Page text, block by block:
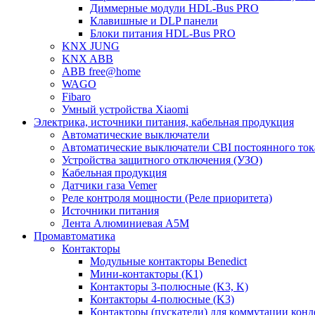
Диммерные модули HDL-Bus PRO
Клавишные и DLP панели
Блоки питания HDL-Bus PRO
KNX JUNG
KNX ABB
ABB free@home
WAGO
Fibaro
Умный устройства Xiaomi
Электрика, источники питания, кабельная продукция
Автоматические выключатели
Автоматические выключатели CBI постоянного
Устройства защитного отключения (УЗО)
Кабельная продукция
Датчики газа Vemer
Реле контроля мощности (Реле приоритета)
Источники питания
Лента Алюминиевая А5М
Промавтоматика
Контакторы
Модульные контакторы Benedict
Мини-контакторы (K1)
Контакторы 3-полюсные (K3, K)
Контакторы 4-полюсные (K3)
Контакторы (пускатели) для коммутации